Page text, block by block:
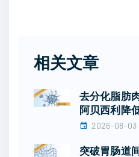
相关文章
去分化脂肪
阿贝西利降
2026-08-03
突破胃肠道